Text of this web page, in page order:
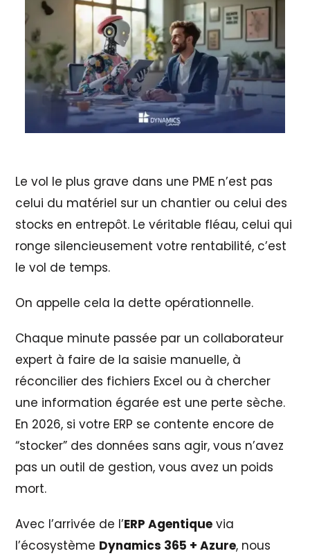
Le vol le plus grave dans une PME n’est pas
celui du matériel sur un chantier ou celui des
stocks en entrepôt. Le véritable fléau, celui qui
ronge silencieusement votre rentabilité, c’est
le vol de temps.
On appelle cela la dette opérationnelle.
Chaque minute passée par un collaborateur
expert à faire de la saisie manuelle, à
réconcilier des fichiers Excel ou à chercher
une information égarée est une perte sèche.
En 2026, si votre ERP se contente encore de
“stocker” des données sans agir, vous n’avez
pas un outil de gestion, vous avez un poids
mort.
Avec l’arrivée de l’ERP Agentique via
l’écosystème Dynamics 365 + Azure, nous